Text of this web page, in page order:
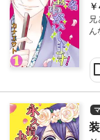
兄
ん
5